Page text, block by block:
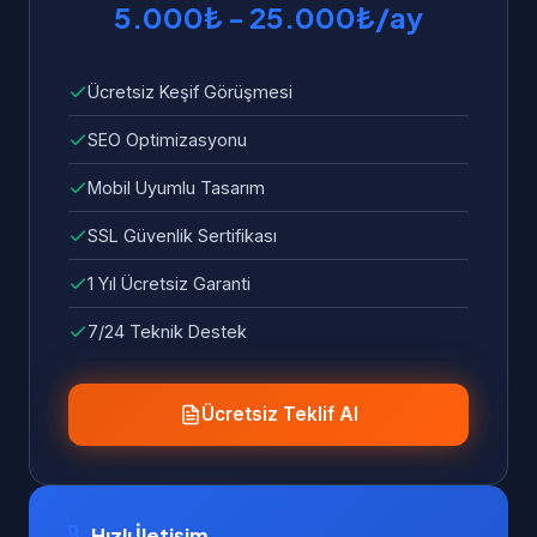
5.000₺ - 25.000₺/ay
Ücretsiz Keşif Görüşmesi
SEO Optimizasyonu
Mobil Uyumlu Tasarım
SSL Güvenlik Sertifikası
1 Yıl Ücretsiz Garanti
7/24 Teknik Destek
Ücretsiz Teklif Al